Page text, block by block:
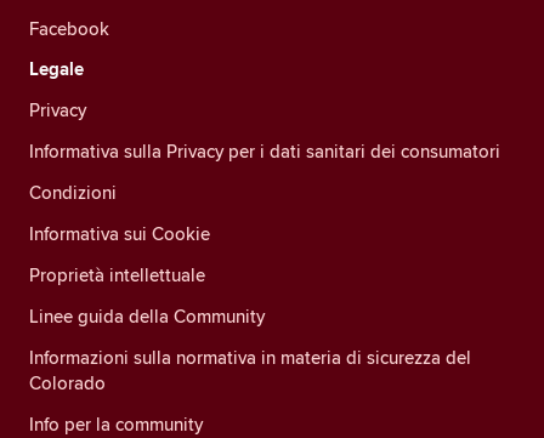
Facebook
Legale
Privacy
Informativa sulla Privacy per i dati sanitari dei consumatori
Condizioni
Informativa sui Cookie
Proprietà intellettuale
Linee guida della Community
Informazioni sulla normativa in materia di sicurezza del
Colorado
Info per la community